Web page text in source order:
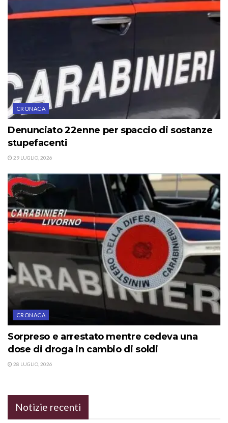
CRONACA
Denunciato 22enne per spaccio di sostanze
stupefacenti
29 LUGLIO, 2026
CRONACA
Sorpreso e arrestato mentre cedeva una
dose di droga in cambio di soldi
28 LUGLIO, 2026
Notizie recenti